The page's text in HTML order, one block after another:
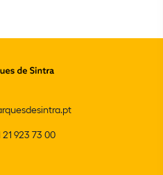
21 923 73 00